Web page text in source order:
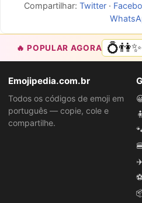
Compartilhar: Twitter·
🔥 POPULAR AGORA 💍👫✨
Emojipedia.com.br
Todos os códigos de emoji em
português — copie, cole e
compartilhe.